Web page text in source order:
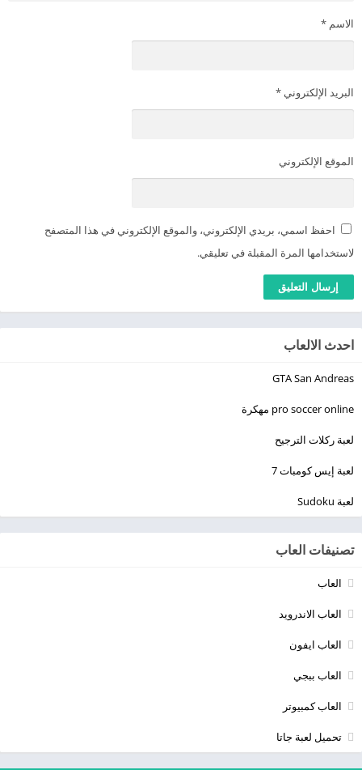
الاسم *
البريد الإلكتروني *
الموقع الإلكتروني
احفظ اسمي، بريدي الإلكتروني، والموقع الإلكتروني في هذا المتصفح
لاستخدامها المرة المقبلة في تعليقي.
احدث الالعاب
GTA San Andreas
pro soccer online مهكرة
لعبة ركلات الترجيح
لعبة إيس كومبات 7
لعبة Sudoku
تصنيفات العاب
العاب
العاب الاندرويد
العاب ايفون
العاب ببجي
العاب كمبيوتر
تحميل لعبة جاتا